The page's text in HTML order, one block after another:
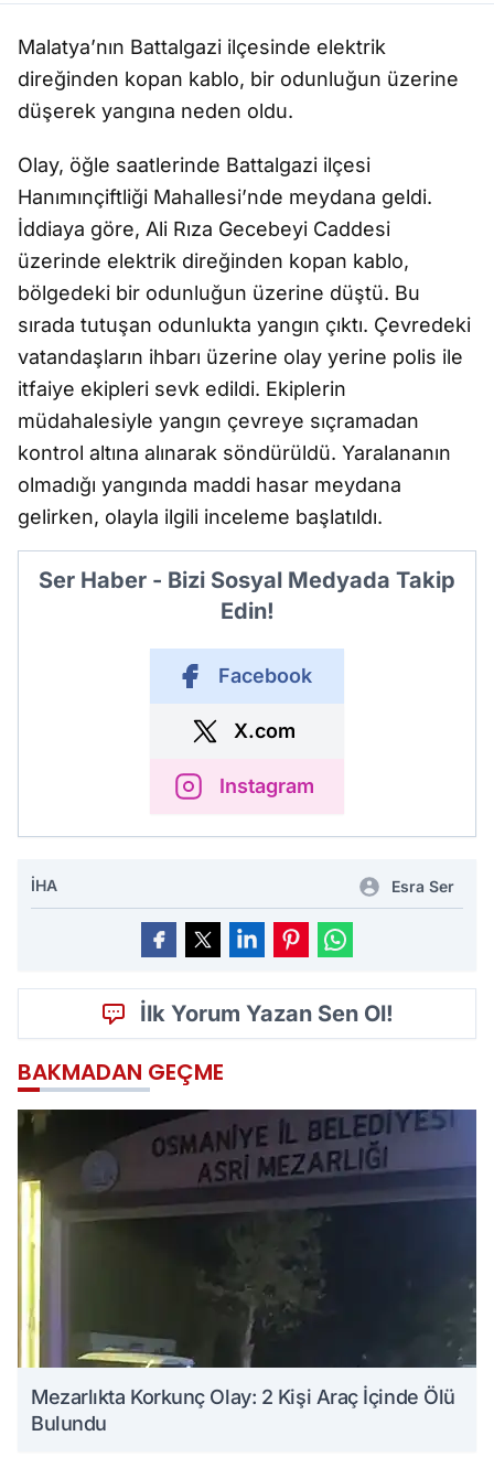
Malatya’nın Battalgazi ilçesinde elektrik
direğinden kopan kablo, bir odunluğun üzerine
düşerek yangına neden oldu.
Olay, öğle saatlerinde Battalgazi ilçesi
Hanımınçiftliği Mahallesi’nde meydana geldi.
İddiaya göre, Ali Rıza Gecebeyi Caddesi
üzerinde elektrik direğinden kopan kablo,
bölgedeki bir odunluğun üzerine düştü. Bu
sırada tutuşan odunlukta yangın çıktı. Çevredeki
vatandaşların ihbarı üzerine olay yerine polis ile
itfaiye ekipleri sevk edildi. Ekiplerin
müdahalesiyle yangın çevreye sıçramadan
kontrol altına alınarak söndürüldü. Yaralananın
olmadığı yangında maddi hasar meydana
gelirken, olayla ilgili inceleme başlatıldı.
Ser Haber - Bizi Sosyal Medyada Takip
Edin!
Facebook
X.com
Instagram
İHA Esra Ser
İlk Yorum Yazan Sen Ol!
BAKMADAN GEÇME
Mezarlıkta Korkunç Olay: 2 Kişi Araç İçinde Ölü
Bulundu